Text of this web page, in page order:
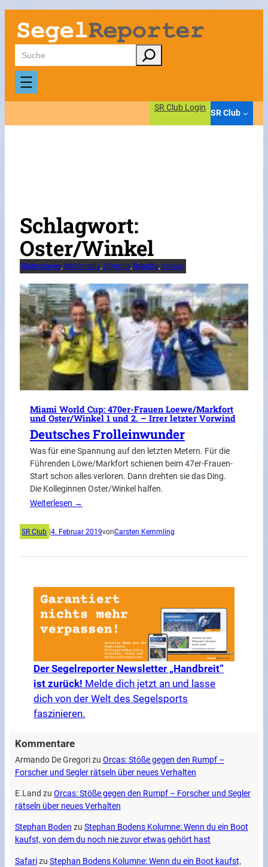
Zum
Inhalt
springen
Suchen
SR Club Login
SR Club
Schlagwort:
Oster/Winkel
Bilderstories, Multimedia, Olympia, Regatta, Videos
Miami World Cup: 470er-Frauen Loewe/Markfort
und Oster/Winkel 1 und 2. – Irrer letzter Vorwind
Deutsches Frolleinwunder
Was für eine Spannung auf den letzten Metern. Für die
Führenden Löwe/Markfort schienen beim 47er-Frauen-
Start schon alles verloren. Dann drehten sie das Ding.
Die Kolleginnen Oster/Winkel halfen.
Weiterlesen →
SR Club |4. Februar 2019vonCarsten Kemmling
Der Segelreporter Newsletter „Handbreit“
ist zurück! Melde dich jetzt an und lasse
dich von der Welt des Segelsports
faszinieren.
Kommentare
Armando De Gregorizu Orcas: Stöße gegen den Rumpf –
Forscher und Segler rätseln über neues Verhalten
E.Land zu Orcas: Stöße gegen den Rumpf – Forscher und Segler
rätseln über neues Verhalten
Stephan Boden zu Stephan Bodens Kolumne: Wenn du ein Boot
kaufst, von dem du noch nie zuvor etwas gehört hast
Safarizu Stephan Bodens Kolumne: Wenn du ein Boot kaufst,